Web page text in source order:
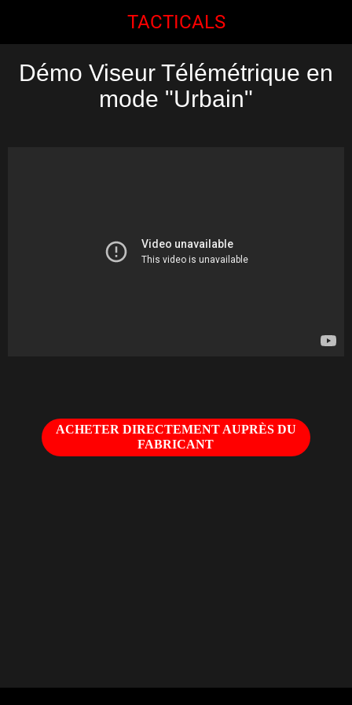
TACTICALS
Démo Viseur Télémétrique en
mode "Urbain"
ACHETER DIRECTEMENT AUPRÈS DU
FABRICANT